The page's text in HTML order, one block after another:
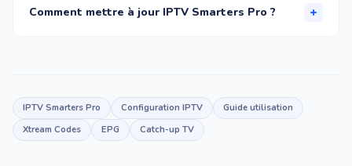
contenus sont streamés en temps réel depuis les serveurs
Comment mettre à jour IPTV Smarters Pro ? +
depuis le site officiel.
IPTV Smarters Pro Configuration IPTV
Guide utilisation
Xtream Codes
EPG Catch-up TV